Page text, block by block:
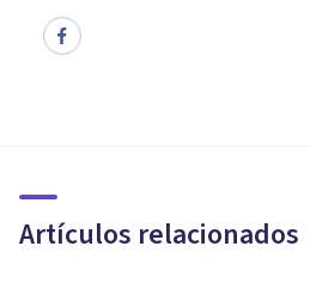
Artículos relacionados
estudia esta